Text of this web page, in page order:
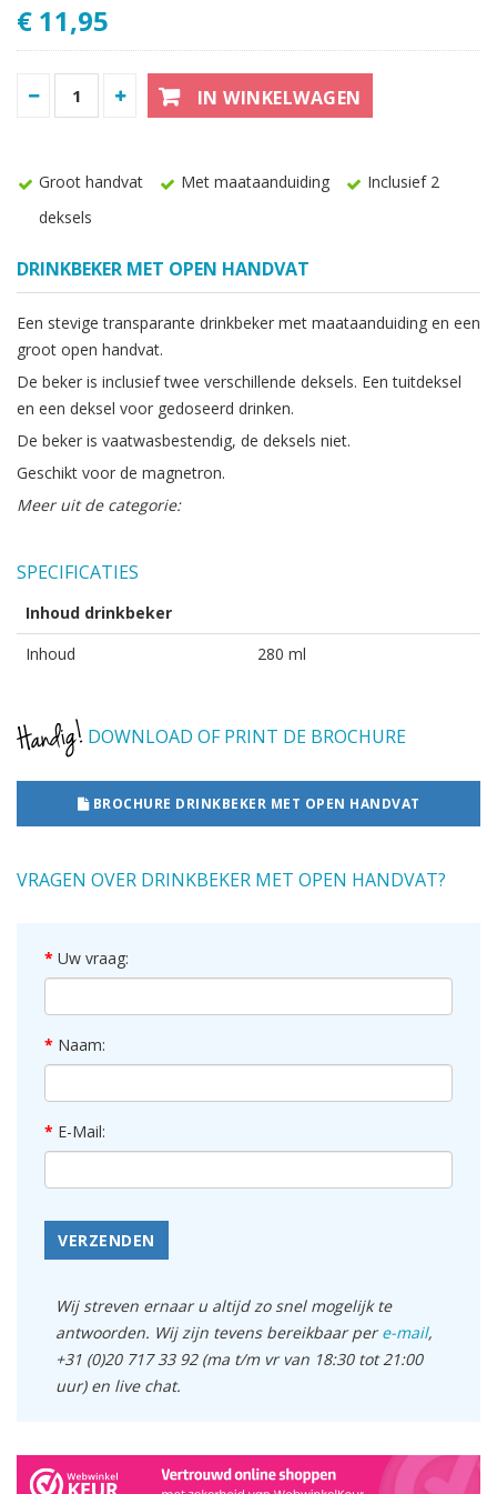
€ 11,95
IN WINKELWAGEN
Groot handvat Met maataanduiding
Inclusief 2
deksels
DRINKBEKER MET OPEN HANDVAT
Een stevige transparante drinkbeker met maataanduiding en een
groot open handvat.
De beker is inclusief twee verschillende deksels. Een tuitdeksel
en een deksel voor gedoseerd drinken.
De beker is vaatwasbestendig, de deksels niet.
Geschikt voor de magnetron.
Meer uit de categorie:
SPECIFICATIES
Inhoud drinkbeker
Inhoud
280 ml
DOWNLOAD OF PRINT DE BROCHURE
BROCHURE DRINKBEKER MET OPEN HANDVAT
VRAGEN OVER DRINKBEKER MET OPEN HANDVAT?
Uw vraag:
Naam:
E-Mail:
VERZENDEN
Wij streven ernaar u altijd zo snel mogelijk te
antwoorden. Wij zijn tevens bereikbaar pere-mail,
+31 (0)20 717 33 92 (ma t/m vr van 18:30 tot 21:00
uur) en live chat.